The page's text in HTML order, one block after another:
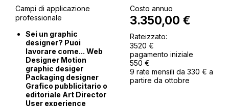
Campi di applicazione
professionale
Sei un graphic
designer? Puoi
lavorare come... Web
Designer Motion
graphic desiger
Packaging designer
Grafico pubblicitario o
editoriale Art Director
User experience
Costo annuo
3.350,00 €
Rateizzato:
3520 €
pagamento iniziale
550 €
9 rate mensili da 330 € a
partire da ottobre